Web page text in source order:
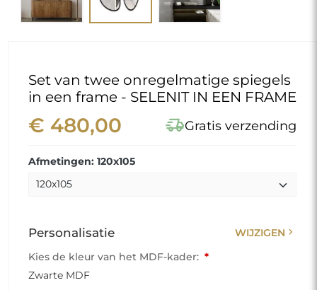
Set van twee onregelmatige spiegels
in een frame - SELENIT IN EEN FRAME
€ 480,00 delivery_truck_speedGratis verzending
Afmetingen: 120x105
Personalisatie WIJZIGEN chevron_right
Kies de kleur van het MDF-kader: *
Zwarte MDF